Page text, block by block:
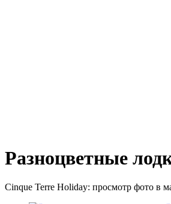
Разноцветные
Cinque Terre Holiday: просмотр фото в